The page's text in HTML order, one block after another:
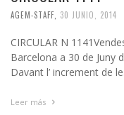
AGEM-STAFF 30 JUNIO, 2014
CIRCULAR N
Barcelona a 30 de Juny
Davant l’ increment de
Leer más